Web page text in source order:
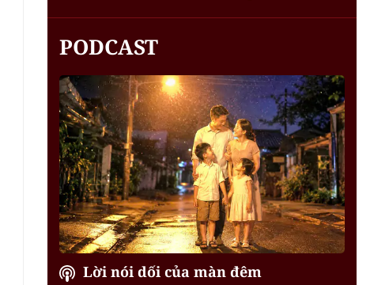
PODCAST
Lời nói dối của màn đêm